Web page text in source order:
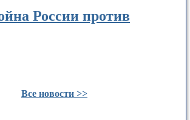
России против
Все новости >>